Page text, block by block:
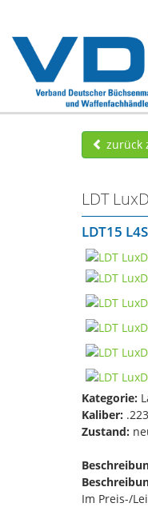
zurück
LDT
LDT15
Kategorie:
Kaliber:
Zustand:
Im Preis-/